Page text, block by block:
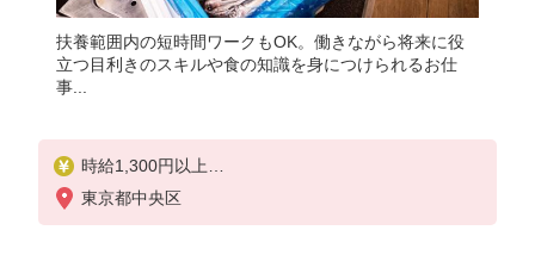
扶養範囲内の短時間ワークもOK。働きながら将来に役
立つ目利きのスキルや食の知識を身につけられるお仕
事...
時給1,300円以上
日曜祝日 時給1,400円以上
東京都中央区